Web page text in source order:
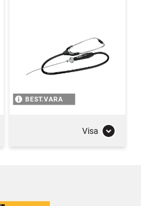
BEST.VARA
Visa